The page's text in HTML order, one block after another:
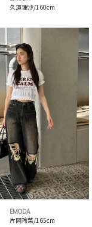
久道理沙/160cm
EMODA
片岡玲菜/165cm